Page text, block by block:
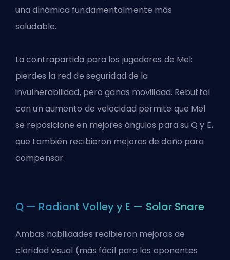
una dinámica fundamentalmente más
saludable.
La contrapartida para los jugadores de Mel:
pierdes la red de seguridad de la
invulnerabilidad, pero ganas movilidad. Rebuttal
con un aumento de velocidad permite que Mel
se reposicione en mejores ángulos para su Q y E,
que también recibieron mejoras de daño para
compensar.
Q — Radiant Volley y E — Solar Snare
Ambas habilidades recibieron mejoras de
claridad visual (más fácil para los oponentes